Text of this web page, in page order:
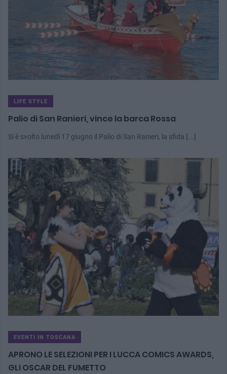
LIFE STYLE
Palio di San Ranieri, vince la barca Rossa
Si è svolto lunedì 17 giugno il Palio di San Ranieri, la sfida [...]
EVENTI IN TOSCANA
APRONO LE SELEZIONI PER I LUCCA COMICS AWARDS,
GLI OSCAR DEL FUMETTO